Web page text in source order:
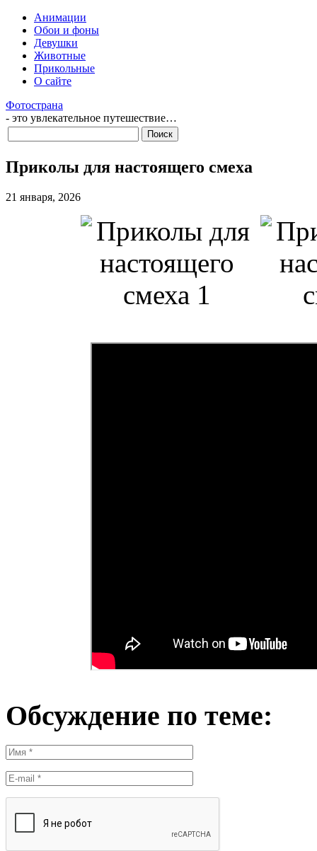
Анимации
Обои и фоны
Девушки
Животные
Прикольные
О сайте
Фотострана
- это увлекательное путешествие…
Приколы для настоящего смеха
21 января, 2026
Обсуждение по теме: